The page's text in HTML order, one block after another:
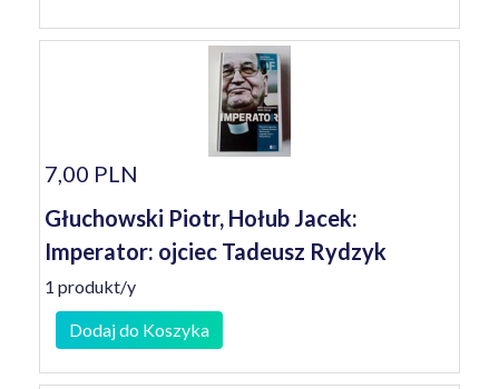
7,00 PLN
Głuchowski Piotr, Hołub Jacek:
Imperator: ojciec Tadeusz Rydzyk
1 produkt/y
Dodaj do Koszyka